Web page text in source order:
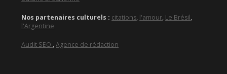
Nos partenaires culturels : citations, l'amour, Le Brésil,
l'Argentine
Audit SEO,Agence de rédaction